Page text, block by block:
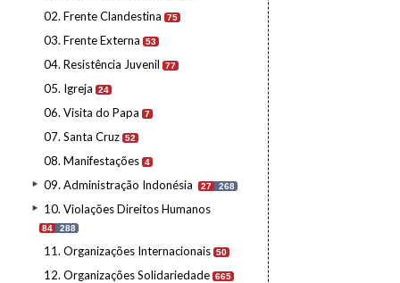
02. Frente Clandestina 75
03. Frente Externa 53
04. Resistência Juvenil 77
05. Igreja 24
06. Visita do Papa 7
07. Santa Cruz 52
08. Manifestações 4
09. Administração Indonésia 27 268
10. Violações Direitos Humanos
84 288
11. Organizações Internacionais 50
12. Organizações Solidariedade 665